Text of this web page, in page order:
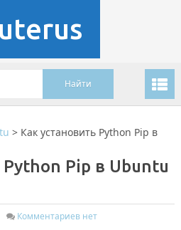
> Как установить Python Pip в
Python Pip в Ubuntu
Комментариев нет